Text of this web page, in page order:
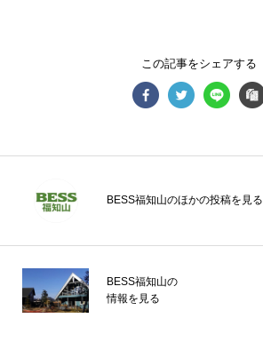
この記事をシェアする
BESS福知山のほかの投稿を見る
BESS福知山の
情報を見る